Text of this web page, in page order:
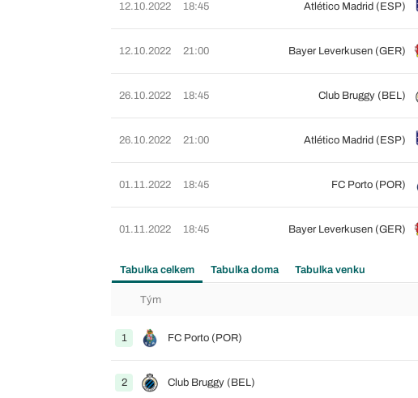
12.10.2022 18:45 Atlético Madrid (ESP)
12.10.2022 21:00 Bayer Leverkusen (GER)
26.10.2022 18:45 Club Bruggy (BEL)
26.10.2022 21:00 Atlético Madrid (ESP)
01.11.2022 18:45 FC Porto (POR)
01.11.2022 18:45 Bayer Leverkusen (GER)
Tabulka celkem Tabulka doma Tabulka venku
Tým
1 FC Porto (POR)
2 Club Bruggy (BEL)